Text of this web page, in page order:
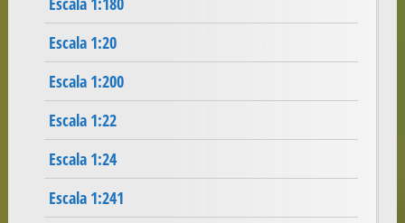
Escala 1:20
Escala 1:200
Escala 1:22
Escala 1:24
Escala 1:241